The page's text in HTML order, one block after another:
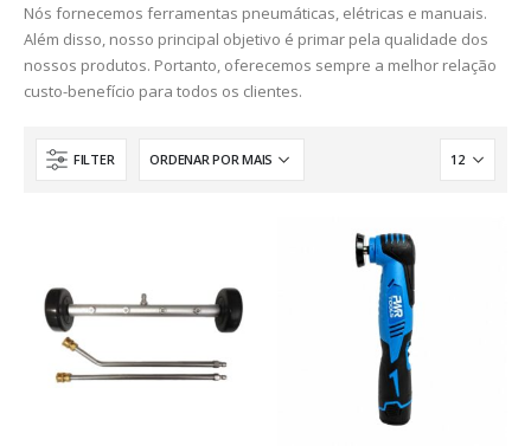
​Nós fornecemos ferramentas pneumáticas, elétricas e manuais.
Além disso, nosso principal objetivo é primar pela qualidade dos
nossos produtos. Portanto, oferecemos sempre a melhor relação
custo-benefício para todos os clientes.
FILTER